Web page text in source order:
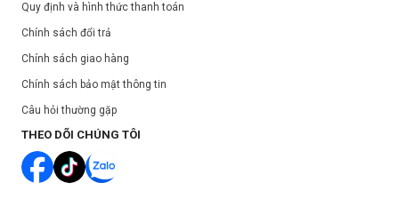
Quy định và hình thức thanh toán
Chính sách đổi trả
Chính sách giao hàng
Chính sách bảo mật thông tin
Câu hỏi thường gặp
THEO DÕI CHÚNG TÔI